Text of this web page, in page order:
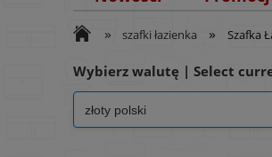
» szafki łazienka » Szafka
Wybierz walutę | Select